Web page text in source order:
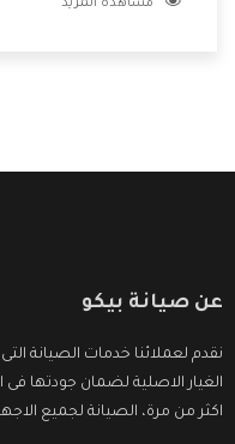
للعملاء أقوى العروض
مشاهدة المزيد
عن صيانة بيكو
نقدم لعملائنا خدمات الصيانة
الغيار الاصلية لضمان جودتها
اكثر من مرة، الصيانة لجميع